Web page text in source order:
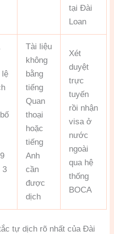
tại Đài
Loan
lệ
3
Tài liệu
không
bằng
tiếng
Quan
thoại
hoặc
tiếng
Anh
cần
được
dịch
Xét
duyệt
trực
tuyến
rồi nhận
visa ở
nước
ngoài
qua hệ
thống
BOCA
tự dịch rõ nhất của Đài